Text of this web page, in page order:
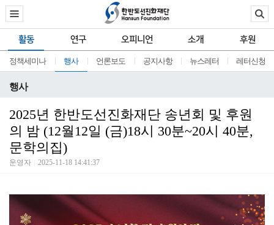
활동 연구 오피니언 소개 후원
정책세미나 행사 언론보도 공지사항 뉴스레터 레터신청
행사
2025년 한반도선진화재단 송년회 및 후원
의 밤 (12월12일 (금)18시 30분~20시 40분,
문학의집)
운영자 2025-11-18 14:41:37